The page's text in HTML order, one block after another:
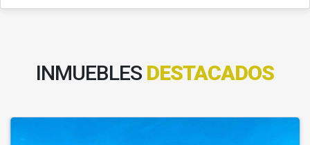
INMUEBLES DESTACADOS